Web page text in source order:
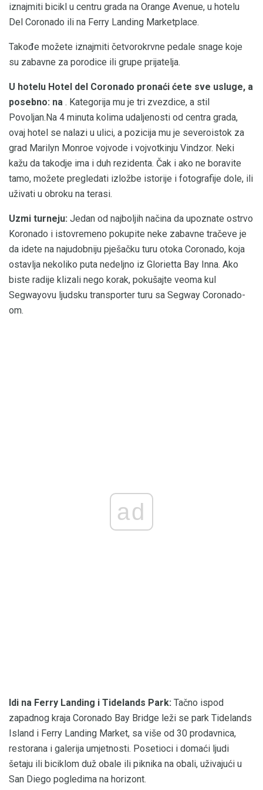
iznajmiti bicikl u centru grada na Orange Avenue, u hotelu
Del Coronado ili na Ferry Landing Marketplace.
Takođe možete iznajmiti četvorokrvne pedale snage koje
su zabavne za porodice ili grupe prijatelja.
U hotelu Hotel del Coronado pronaći ćete sve usluge, a
posebno: na . Kategorija mu je tri zvezdice, a stil
Povoljan.Na 4 minuta kolima udaljenosti od centra grada,
ovaj hotel se nalazi u ulici, a pozicija mu je severoistok za
grad Marilyn Monroe vojvode i vojvotkinju Vindzor. Neki
kažu da takodje ima i duh rezidenta. Čak i ako ne boravite
tamo, možete pregledati izložbe istorije i fotografije dole, ili
uživati ​​u obroku na terasi.
Uzmi turneju: Jedan od najboljih načina da upoznate ostrvo
Koronado i istovremeno pokupite neke zabavne tračeve je
da idete na najudobniju pješačku turu otoka Coronado, koja
ostavlja nekoliko puta nedeljno iz Glorietta Bay Inna. Ako
biste radije klizali nego korak, pokušajte veoma kul
Segwayovu ljudsku transporter turu sa Segway Coronado-
om.
ad
Idi na Ferry Landing i Tidelands Park: Tačno ispod
zapadnog kraja Coronado Bay Bridge leži se park Tidelands
Island i Ferry Landing Market, sa više od 30 prodavnica,
restorana i galerija umjetnosti. Posetioci i domaći ljudi
šetaju ili biciklom duž obale ili piknika na obali, uživajući u
San Diego pogledima na horizont.